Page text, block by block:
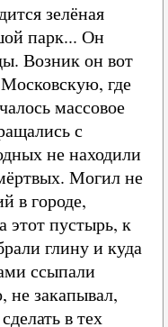
зелёная
парк... Он
Возник он вот
где
массовое
с
не находили
Могил не
в городе,
этот пустырь, к
глину и куда
ссыпали
не закапывал,
в тех